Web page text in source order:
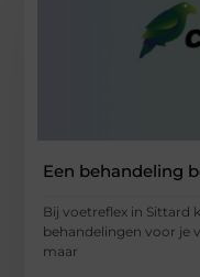
Een behandeling
Bij voetreflex in Sittard
behandelingen voor je
maar